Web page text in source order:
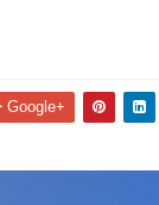
Google+